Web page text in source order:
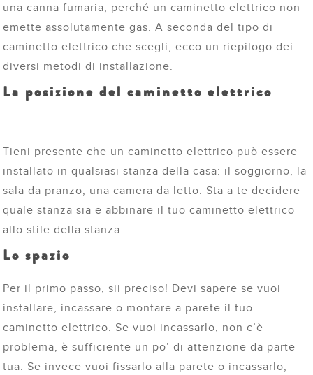
una canna fumaria, perché un caminetto elettrico non
emette assolutamente gas. A seconda del tipo di
caminetto elettrico che scegli, ecco un riepilogo dei
diversi metodi di installazione.
La posizione del caminetto elettrico
Tieni presente che un caminetto elettrico può essere
installato in qualsiasi stanza della casa: il soggiorno, la
sala da pranzo, una camera da letto. Sta a te decidere
quale stanza sia e abbinare il tuo caminetto elettrico
allo stile della stanza.
Lo spazio
Per il primo passo, sii preciso! Devi sapere se vuoi
installare, incassare o montare a parete il tuo
caminetto elettrico. Se vuoi incassarlo, non c’è
problema, è sufficiente un po’ di attenzione da parte
tua. Se invece vuoi fissarlo alla parete o incassarlo,